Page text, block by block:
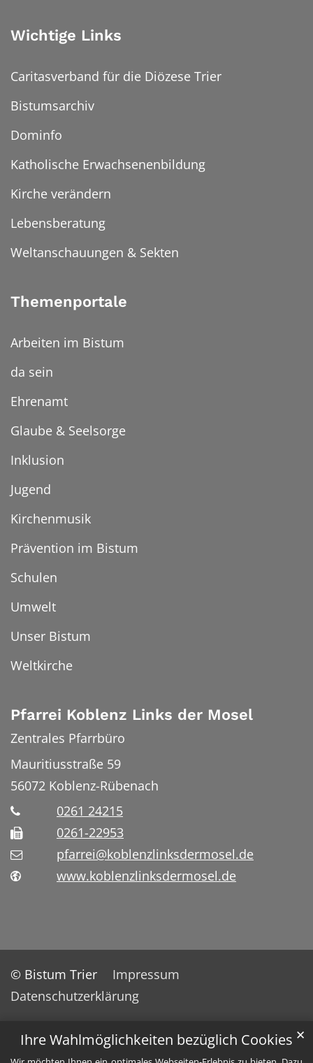
Ihre Wahlmöglichkeiten bezüglich Cookies ✕
Wichtige Links
Caritasverband für die Diözese Trier
Bistumsarchiv
Dominfo
Katholische Erwachsenenbildung
Kirche verändern
Lebensberatung
Weltanschauungen & Sekten
Themenportale
Arbeiten im Bistum
da sein
Ehrenamt
Glaube & Seelsorge
Inklusion
Jugend
Kirchenmusik
Prävention im Bistum
Schulen
Umwelt
Unser Bistum
Weltkirche
Pfarrei Koblenz Links der Mosel
Zentrales Pfarrbüro
Mauritiusstraße 59
56072 Koblenz-Rübenach
0261 24215
0261-22953
pfarrei@koblenzlinksdermosel.de
www.koblenzlinksdermosel.de
© Bistum Trier
Impressum
Datenschutzerklärung